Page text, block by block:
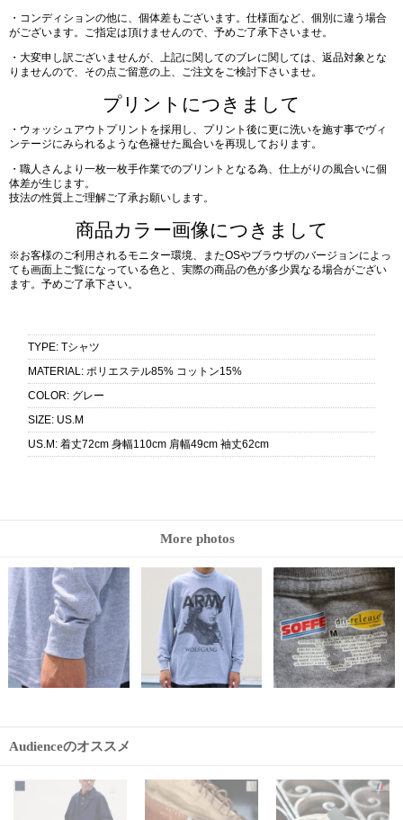
・コンディションの他に、個体差もございます。仕様面など、個別に違う場合
がございます。ご指定は頂けませんので、予めご了承下さいませ。
・大変申し訳ございませんが、上記に関してのブレに関しては、返品対象とな
りませんので、その点ご留意の上、ご注文をご検討下さいませ。
プリントにつきまして
・ウォッシュアウトプリントを採用し、プリント後に更に洗いを施す事でヴィ
ンテージにみられるような色褪せた風合いを再現しております。
・職人さんより一枚一枚手作業でのプリントとなる為、仕上がりの風合いに個
体差が生じます。
技法の性質上ご理解ご了承お願いします。
商品カラー画像につきまして
※お客様のご利用されるモニター環境、またOSやブラウザのバージョンによっ
ても画面上ご覧になっている色と、実際の商品の色が多少異なる場合がござい
ます。予めご了承下さい。
TYPE: Tシャツ
MATERIAL : ポリエステル85% コットン15%
COLOR: グレー
SIZE: US.M
US.M: 着丈72cm 身幅110cm 肩幅49cm 袖丈62cm
More photos
Audienceのオススメ